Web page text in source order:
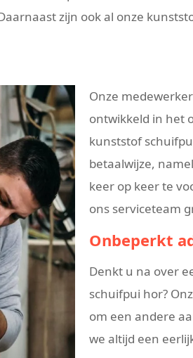
zijn ook al onze
Onze
ontwikkeld in het
kunststof
betaalwijze,
keer op keer te
ons serviceteam
Onbeperkt
Denkt u na over
schuifpui hor?
om een andere
we altijd een